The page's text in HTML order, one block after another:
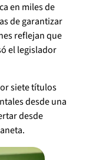
en miles de
de garantizar
reflejan que
el legislador
siete títulos
desde una
desde